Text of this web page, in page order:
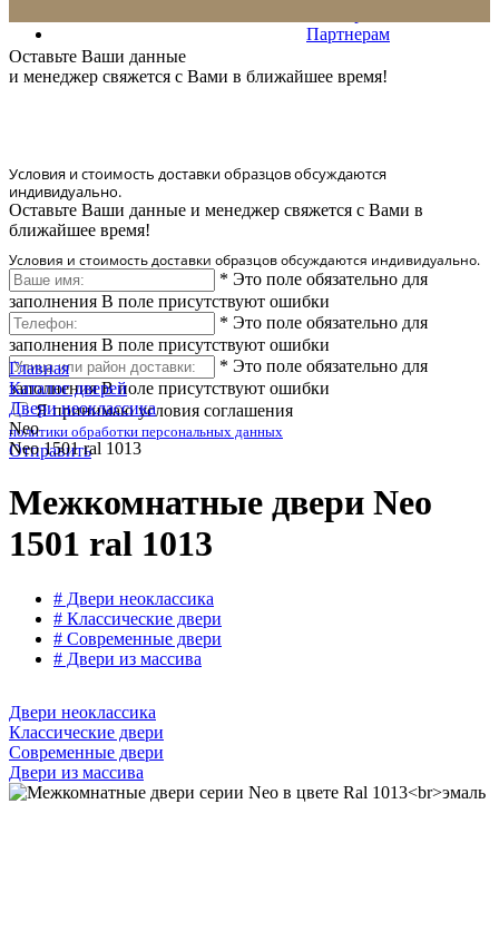
Партнерам
* Количество доставляемых образцов ограничено в 6 шт.
Оставьте Ваши данные
и менеджер свяжется с Вами в ближайшее время!
Условия и стоимость доставки образцов обсуждаются
индивидуально.
Оставьте Ваши данные и менеджер свяжется с Вами в
ближайшее время!
Условия и стоимость доставки образцов обсуждаются индивидуально.
* Это поле обязательно для
заполнения В поле присутствуют ошибки
* Это поле обязательно для
заполнения В поле присутствуют ошибки
* Это поле обязательно для
заполнения В поле присутствуют ошибки
Я принимаю условия соглашения
политики обработки персональных данных
Отправить
Главная
Каталог дверей
Двери неоклассика
Neo
Neo 1501 ral 1013
Межкомнатные двери Neo
1501 ral 1013
# Двери неоклассика
# Классические двери
# Современные двери
# Двери из массива
Двери неоклассика
Классические двери
Современные двери
Двери из массива